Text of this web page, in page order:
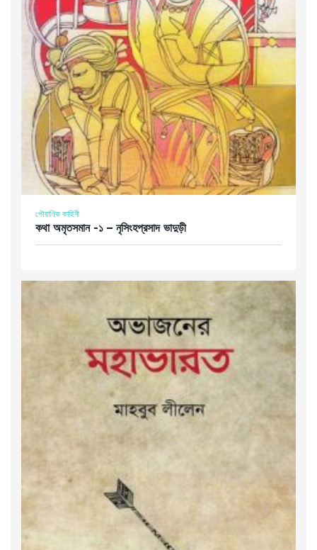
পৌরাণিক কাহিনী
কথা অমৃতসমান -১ – নৃসিংহপ্রসাদ ভাদুড়ী